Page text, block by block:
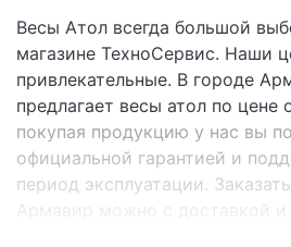
Весы Атол всегда большой
магазине ТехноСервис. Наши
привлекательные. В городе
предлагает весы атол по цене
покупая продукцию у нас вы
официальной гарантией и
период эксплуатации.
Армавир можно с доставкой и